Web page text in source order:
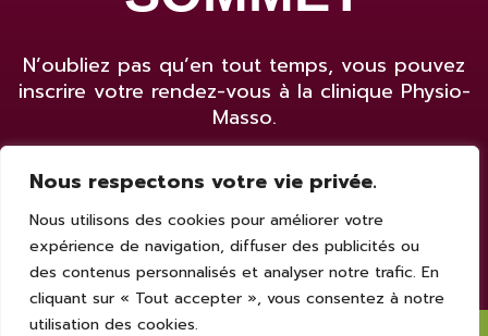
Nous respectons votre vie privée.
Nous utilisons des cookies pour améliorer votre
expérience de navigation, diffuser des publicités ou
des contenus personnalisés et analyser notre trafic. En
cliquant sur « Tout accepter », vous consentez à notre
utilisation des cookies.
N’oubliez pas qu’en tout temps, vous pouvez
inscrire votre rendez-vous à la clinique Physio-
Masso.
Prendre rendez-vous